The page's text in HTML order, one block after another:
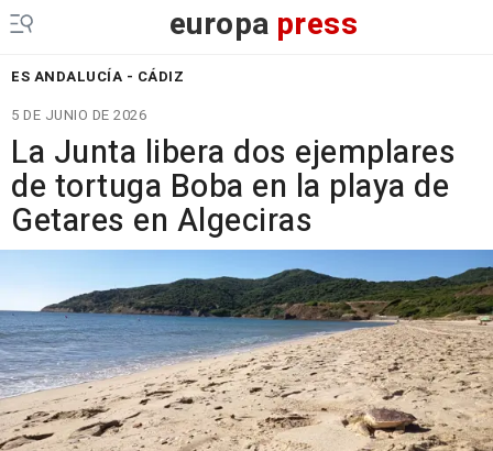
europa press
ES ANDALUCÍA - CÁDIZ
5 DE JUNIO DE 2026
La Junta libera dos ejemplares
de tortuga Boba en la playa de
Getares en Algeciras